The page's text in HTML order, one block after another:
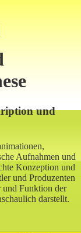
und
Aufnahmen und
Konzeption und
und Produzenten
und Funktion der
darstellt.